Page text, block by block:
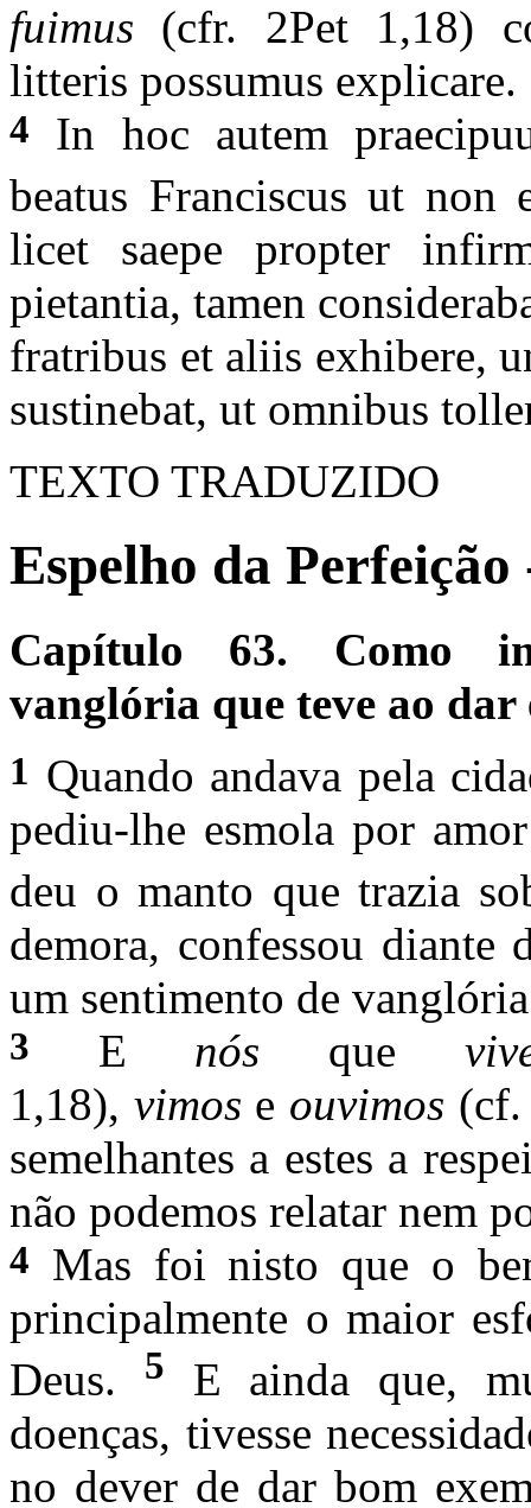
fuimus (cfr. 2Pet 1,18)
litteris possumus explicare.
4
In hoc autem
beatus Franciscus ut
licet saepe propter
pietantia, tamen
fratribus et aliis exhibere,
sustinebat, ut omnibus
TEXTO TRADUZIDO
Espelho da Perfeição
Capítulo 63. Como
vanglória que teve ao dar
1 Quando andava pela
pediu-lhe esmola por
deu o manto que trazia
demora, con­fessou diante
um sentimento de
3 E nós que
1,18), vimos e ouvimos (cf.
semelhantes a estes a
não podemos relatar nem
4 Mas foi nisto que o
principalmente o maior
Deus.
5
E ainda que,
doenças, tivesse
no dever de dar bom